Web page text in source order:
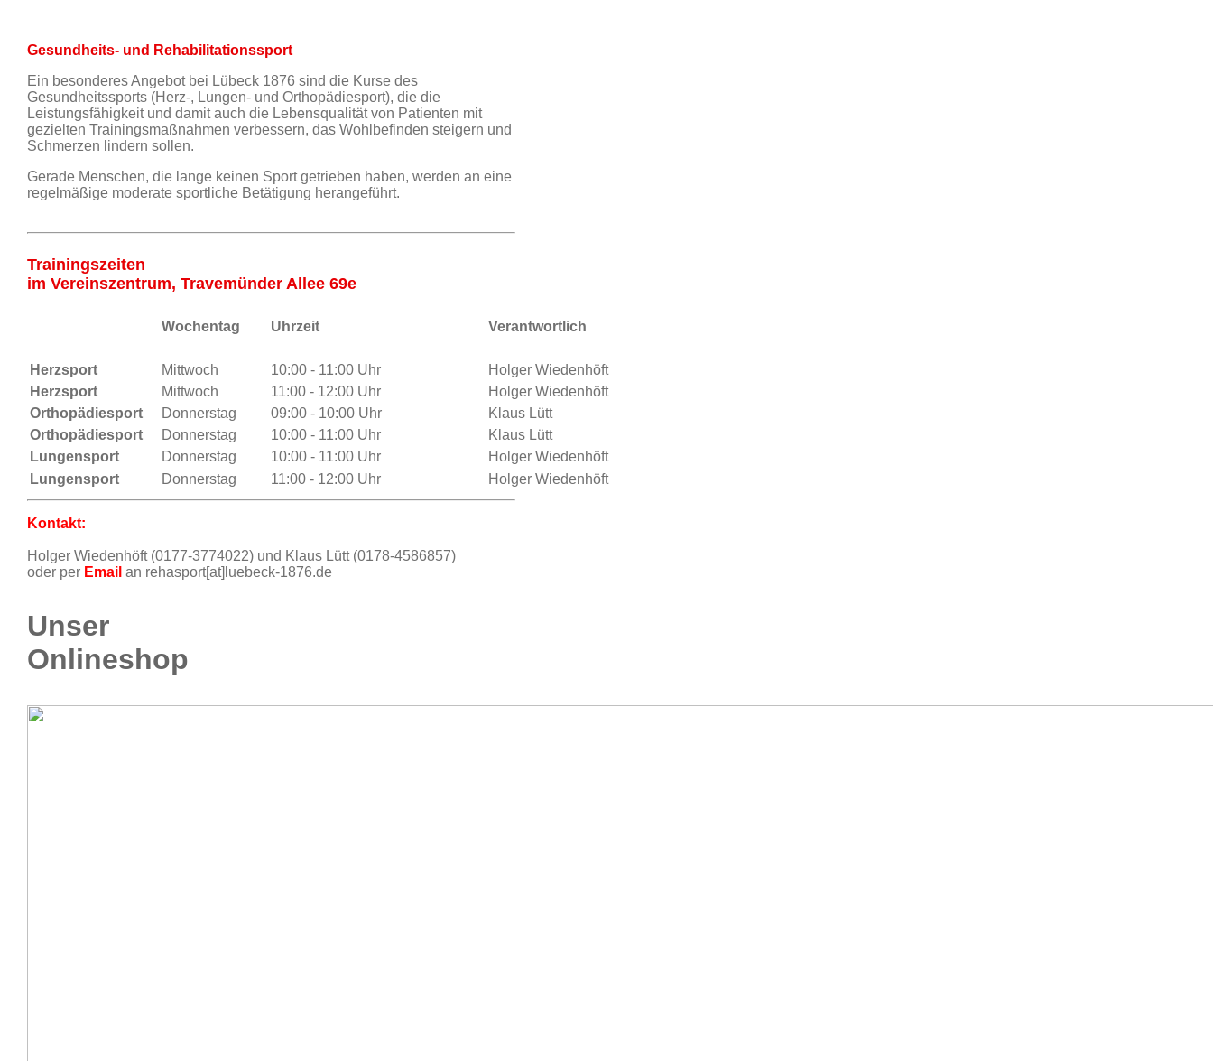
Gesundheits- und Rehabilitationssport
Ein besonderes Angebot bei Lübeck 1876 sind die Kurse des
Gesundheitssports (Herz-, Lungen- und Orthopädiesport), die die
Leistungsfähigkeit und damit auch die Lebensqualität von Patienten mit
gezielten Trainingsmaßnahmen verbessern, das Wohlbefinden steigern und
Schmerzen lindern sollen.
Gerade Menschen, die lange keinen Sport getrieben haben, werden an eine
regelmäßige moderate sportliche Betätigung herangeführt.
Trainingszeiten
im Vereinszentrum, Travemünder Allee 69e
Wochentag Uhrzeit Verantwortlich
Herzsport Mittwoch 10:00 - 11:00 Uhr
Holger Wiedenhöft
Herzsport
Mittwoch 11:00 - 12:00 Uhr
Holger Wiedenhöft
Orthopädiesport
Donnerstag 09:00 - 10:00 Uhr
Klaus Lütt
Orthopädiesport
Donnerstag 10:00 - 11:00 Uhr
Klaus Lütt
Lungensport
Donnerstag 10:00 - 11:00 Uhr
Holger Wiedenhöft
Lungensport
Donnerstag 11:00 - 12:00 Uhr Holger Wiedenhöft
Kontakt:
Holger Wiedenhöft (0177-3774022) und Klaus Lütt (0178-4586857)
oder per Email an rehasport[at]luebeck-1876.de
Unser
Onlineshop